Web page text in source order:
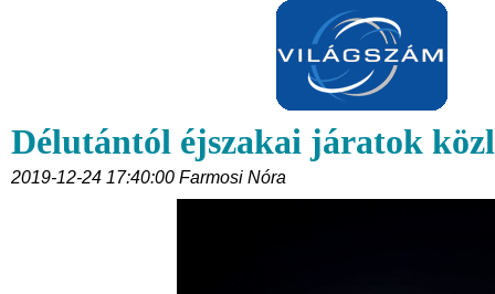
Délutántól éjszakai járatok
2019-12-24 17:40:00 Farmosi Nóra